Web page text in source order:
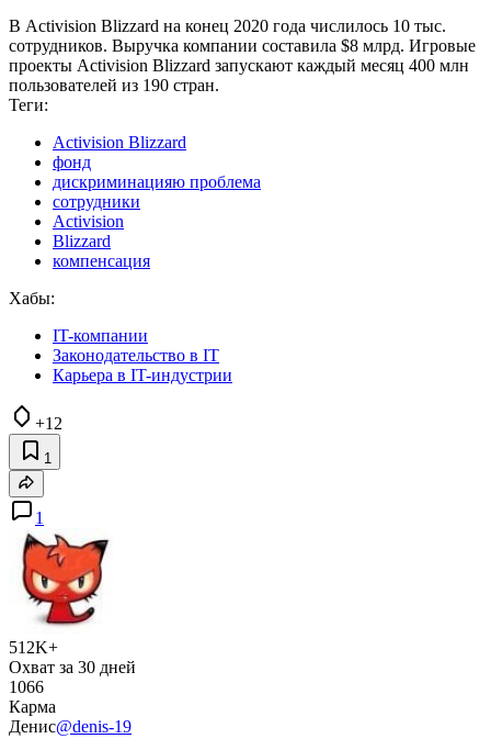
В Activision Blizzard на конец 2020 года числилось 10 тыс.
сотрудников. Выручка компании составила $8 млрд. Игровые
проекты Activision Blizzard запускают каждый месяц 400 млн
пользователей из 190 стран.
Теги:
Activision Blizzard
фонд
дискриминацияю проблема
сотрудники
Activision
Blizzard
компенсация
Хабы:
IT-компании
Законодательство в IT
Карьера в IT-индустрии
+12
1
1
512K+
Охват за 30 дней
1066
Карма
Денис@denis-19